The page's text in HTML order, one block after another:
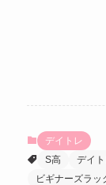
デイトレ
S高
デイ
ビギナーズラッ